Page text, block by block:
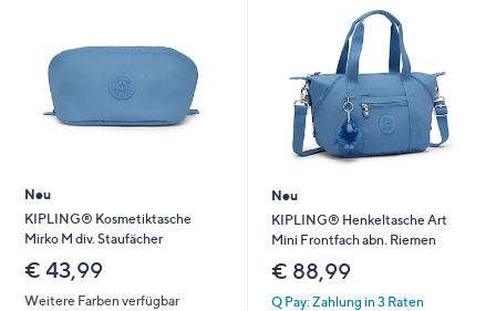
Neu
KIPLING® Kosmetiktasche
Mirko M div. Staufächer
€ 43,99
Weitere Farben verfügbar
Neu
KIPLING® Henkeltasche Art
Mini Frontfach abn. Riemen
€ 88,99
Q Pay: Zahlung in 3 Raten